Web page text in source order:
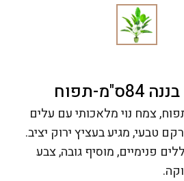
במלאי
84 ס"מ תפוח, צמח נוי מלאכותי עם עלים
טבעי, מגיע בעציץ ירוק יציב.
פנימיים, מוסיף גובה, צבע